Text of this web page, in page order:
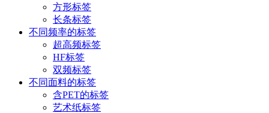
方形标签
长条标签
不同频率的标签
超高频标签
HF标签
双频标签
不同面料的标签
含PET的标签
艺术纸标签